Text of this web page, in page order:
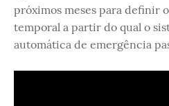
próximos meses para definir
temporal a partir do qual o
automática de emergência